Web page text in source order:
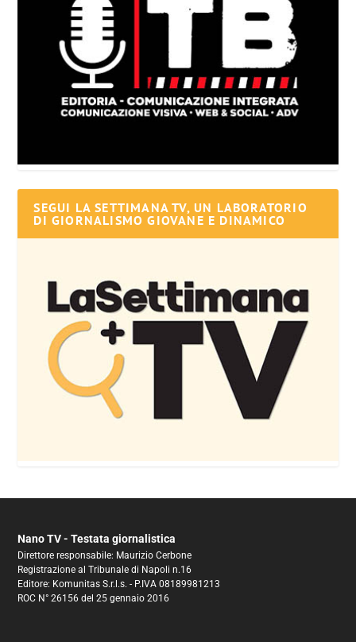
SEGUI LA SETTIMANA TV, UN LABORATORIO
DI GIORNALISMO GIOVANE E DINAMICO
Nano TV - Testata giornalistica
Direttore responsabile: Maurizio Cerbone
Registrazione al Tribunale di Napoli n.16
Editore: Komunitas S.r.l.s. - P.IVA 08189981213
ROC N° 26156 del 25 gennaio 2016